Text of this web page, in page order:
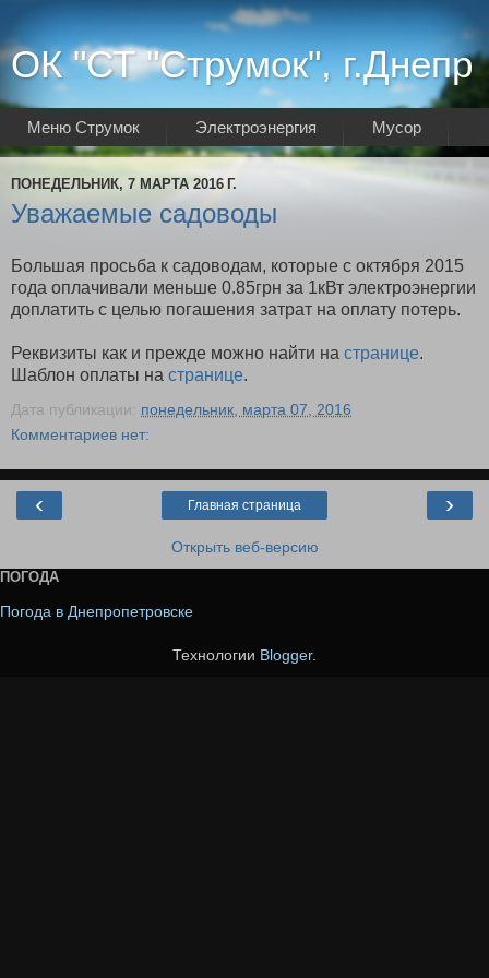
ОК "СТ "Струмок", г.Днепр
Меню Струмок Электроэнергия Мусор
Интернет
ПОНЕДЕЛЬНИК, 7 МАРТА 2016 Г.
Уважаемые садоводы
Большая просьба к садоводам, которые с октября 2015
года оплачивали меньше 0.85грн за 1кВт электроэнергии
доплатить с целью погашения затрат на оплату потерь.
Реквизиты как и прежде можно найти на странице.
Шаблон оплаты на странице.
Дата публикации: понедельник, марта 07, 2016
Комментариев нет:
‹ ›
Главная страница
Открыть веб-версию
ПОГОДА
Погода в Днепропетровске
Технологии Blogger.